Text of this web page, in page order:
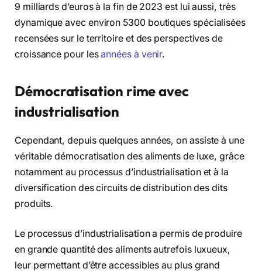
9 milliards d’euros à la fin de 2023 est lui aussi, très
dynamique avec environ 5300 boutiques spécialisées
recensées sur le territoire et des perspectives de
croissance pour lesannées à venir.
Démocratisation rime avec
industrialisation
Cependant, depuis quelques années, on assiste à une
véritable démocratisation des aliments de luxe, grâce
notamment au processus d’industrialisation et à la
diversification des circuits de distribution des dits
produits.
Le processus d’industrialisation a permis de produire
en grande quantité des aliments autrefois luxueux,
leur permettant d’être accessibles au plus grand